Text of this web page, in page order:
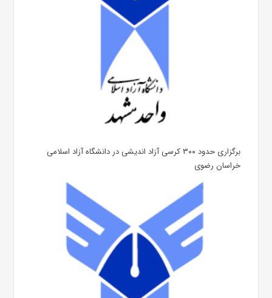
برگزاری حدود ۳۰۰ کرسی آزاد اندیشی در دانشگاه آزاد اسلامی
خراسان رضوی